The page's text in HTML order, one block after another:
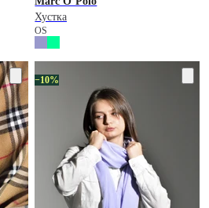
Хустка
OS
−10%